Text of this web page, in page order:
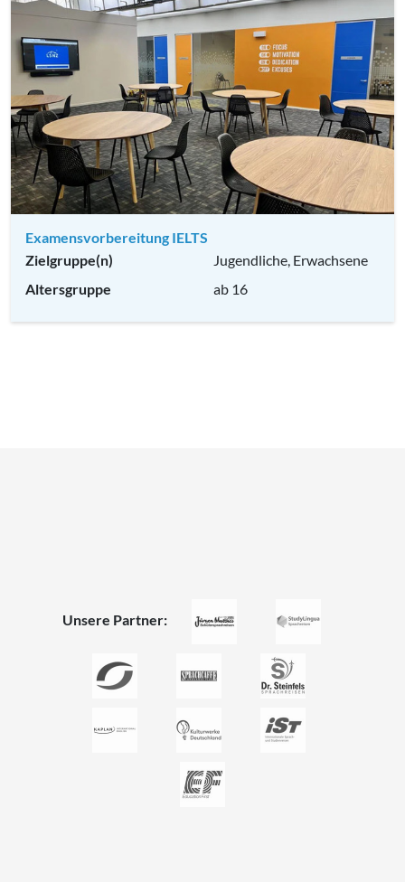
Examensvorbereitung IELTS
Zielgruppe(n)
Jugendliche, Erwachsene
Altersgruppe
ab 16
Unsere Partner: